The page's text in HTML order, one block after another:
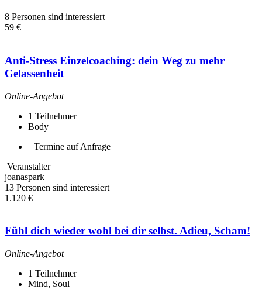
8 Personen sind interessiert
59 €
Anti-Stress Einzelcoaching: dein Weg zu mehr
Gelassenheit
Online-Angebot
1 Teilnehmer
Body
Termine auf Anfrage
Veranstalter
joanaspark
13 Personen sind interessiert
1.120 €
Fühl dich wieder wohl bei dir selbst. Adieu, Scham!
Online-Angebot
1 Teilnehmer
Mind, Soul